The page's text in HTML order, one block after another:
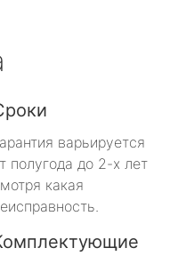
варьируется
полугода до 2-х лет
какая